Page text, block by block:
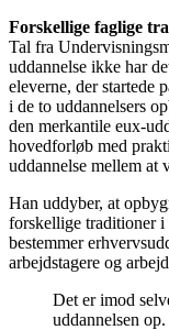
Forskellige faglige
Tal fra
uddannelse ikke har
eleverne, der startede
i de to uddannelsers
den merkantile eux-
hovedforløb med
uddannelse mellem
Han uddyber, at
forskellige traditioner i
bestemmer
arbejdstagere og
Det er imod
uddannelsen op.